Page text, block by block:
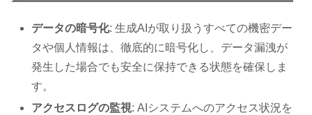
データの暗号化: 生成AIが取り扱うすべての機密デー
タや個人情報は、徹底的に暗号化し、データ漏洩が
発生した場合でも安全に保持できる状態を確保しま
す。
アクセスログの監視: AIシステムへのアクセス状況を